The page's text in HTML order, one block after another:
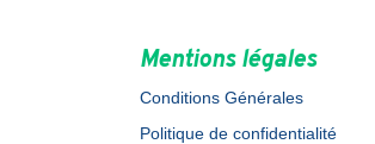
Mentions légales
Conditions Générales
Politique de confidentialité